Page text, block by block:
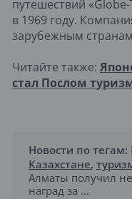
путешествий
в 1969 году.
зарубежным
Читайте также:
стал Послом
Новости по тегам:
Казахстане,
Алматы получил
наград за ...